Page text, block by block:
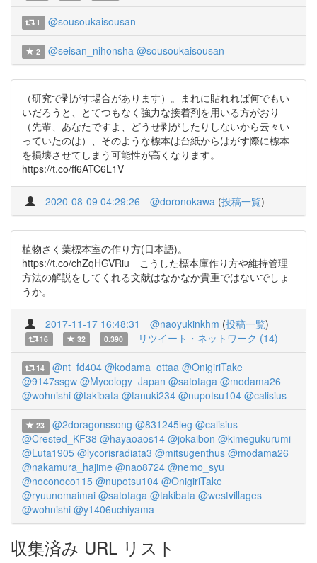
1 @sousoukaisousan
2 @seisan_nihonsha @sousoukaisousan
（研究で剥がす場合があります）。まれに貼れれば何でもい
いだろうと、とてつもなく強力な接着剤を用いる方がおり
（先輩、あなたですよ、どうせ剥がしたりしないから云々い
っていたのは）、そのような標本は台紙からはがす際に標本
を損壊させてしまう可能性が高くなります。
https://t.co/ff6ATC6L1V
2020-08-09 04:29:26 @doronokawa (投稿一覧)
植物さく葉標本室の作り方(日本語)。
https://t.co/chZqHGVRiu こうした標本庫作り方や維持管理
方法の解説をしてくれる文献はなかなか貴重ではないでしょ
うか。
2017-11-17 16:48:31 @naoyukinkhm (投稿一覧)
16 32 0.390 リツイート・ネットワーク (14)
14 @nt_fd404 @kodama_ottaa @OnigiriTake
@9147ssgw @Mycology_Japan @satotaga @modama26
@wohnishi @takibata @tanuki234 @nupotsu104 @calisius
23 @2doragonssong @831245leg @calisius
@Crested_KF38 @hayaoaos14 @jokaibon @kimegukurumi
@Luta1905 @lycorisradiata3 @mitsugenthus @modama26
@nakamura_hajime @nao8724 @nemo_syu
@noconoco115 @nupotsu104 @OnigiriTake
@ryuunomaimai @satotaga @takibata @westvillages
@wohnishi @y1406uchiyama
収集済み URL リスト